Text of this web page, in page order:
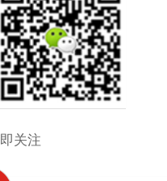
关注